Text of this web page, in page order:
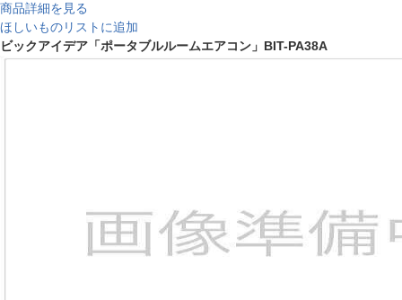
商品詳細を見る
ほしいものリストに追加
ビックアイデア「ポータブルルームエアコン」BIT-PA38A